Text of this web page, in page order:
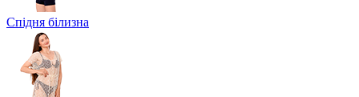
Спідня білизна